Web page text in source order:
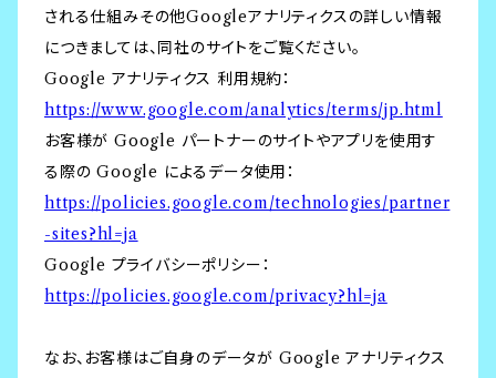
される仕組みその他Googleアナリティクスの詳しい情報
につきましては、同社のサイトをご覧ください。
Google アナリティクス 利用規約：
https://www.google.com/analytics/terms/jp.html
お客様が Google パートナーのサイトやアプリを使用す
る際の Google によるデータ使用：
https://policies.google.com/technologies/partner
-sites?hl=ja
Google プライバシーポリシー：
https://policies.google.com/privacy?hl=ja
なお、お客様はご自身のデータが Google アナリティクス